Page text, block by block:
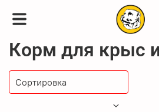
Корм для крыс